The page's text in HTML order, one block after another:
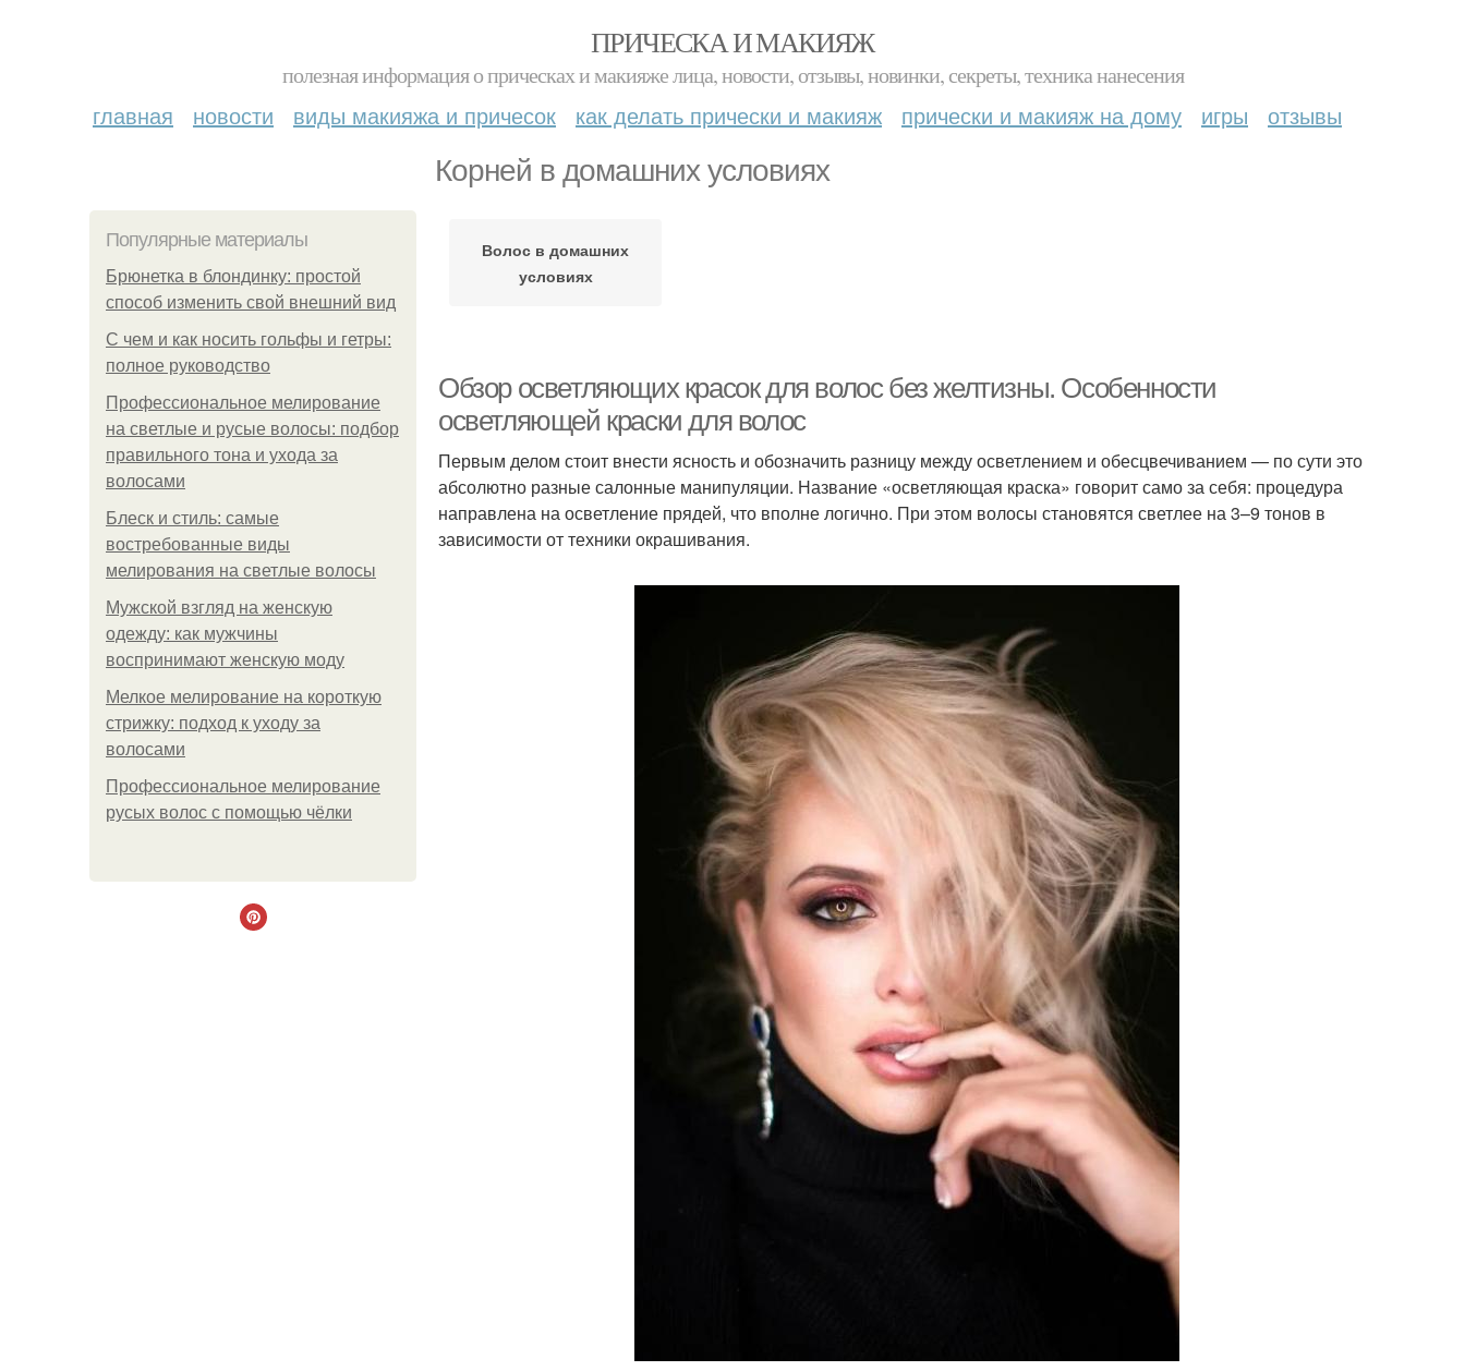
ПРИЧЕСКА И МАКИЯЖ
полезная информация о прическах и макияже лица, новости, отзывы, новинки, секреты, техника нанесения
главная новости виды макияжа и причесок как делать прически и макияж прически и макияж на дому игры отзывы
Корней в домашних условиях
Популярные материалы
Брюнетка в блондинку: простой
способ изменить свой внешний вид
С чем и как носить гольфы и гетры:
полное руководство
Профессиональное мелирование
на светлые и русые волосы: подбор
правильного тона и ухода за
волосами
Блеск и стиль: самые
востребованные виды
мелирования на светлые волосы
Мужской взгляд на женскую
одежду: как мужчины
воспринимают женскую моду
Мелкое мелирование на короткую
стрижку: подход к уходу за
волосами
Профессиональное мелирование
русых волос с помощью чёлки
Волос в домашних
условиях
Обзор осветляющих красок для волос без желтизны. Особенности
осветляющей краски для волос
Первым делом стоит внести ясность и обозначить разницу между осветлением и обесцвечиванием — по сути это
абсолютно разные салонные манипуляции. Название «осветляющая краска» говорит само за себя: процедура
направлена на осветление прядей, что вполне логично. При этом волосы становятся светлее на 3–9 тонов в
зависимости от техники окрашивания.